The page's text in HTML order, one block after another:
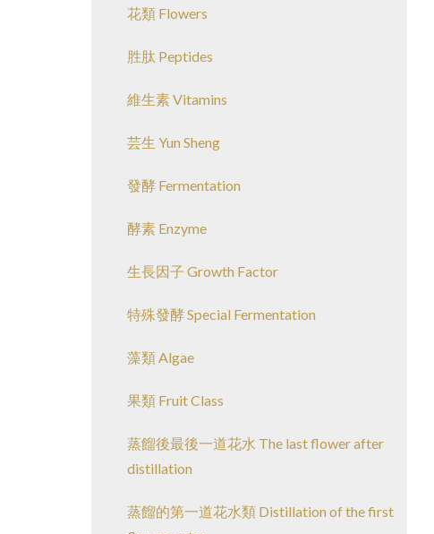
花類 Flowers
胜肽 Peptides
維生素 Vitamins
芸生 Yun Sheng
發酵 Fermentation
酵素 Enzyme
生長因子 Growth Factor
特殊發酵 Special Fermentation
藻類 Algae
果類 Fruit Class
蒸餾後最後一道花水 The last flower after
distillation
蒸餾的第一道花水類 Distillation of the first